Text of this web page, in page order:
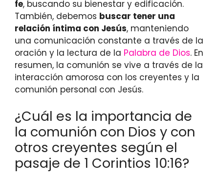
fe, buscando su bienestar y edificación.
También, debemos buscar tener una
relación íntima con Jesús, manteniendo
una comunicación constante a través de la
oración y la lectura de la Palabra de Dios. En
resumen, la comunión se vive a través de la
interacción amorosa con los creyentes y la
comunión personal con Jesús.
¿Cuál es la importancia de
la comunión con Dios y con
otros creyentes según el
pasaje de 1 Corintios 10:16?